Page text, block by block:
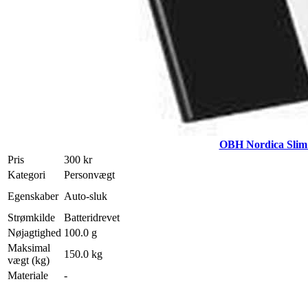
OBH Nordica
Pris
300 kr
Kategori
Personvægt
Egenskaber Auto-sluk
Strømkilde
Batteridrevet
Nøjagtighed 100.0 g
Maksimal
vægt (kg)
150.0 kg
Materiale
-